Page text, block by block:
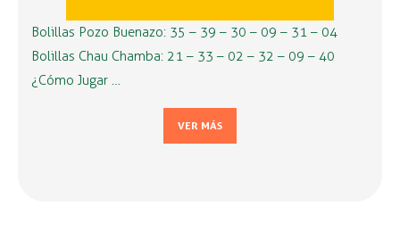
Bolillas Pozo Buenazo: 35 – 39 – 30 – 09 – 31 – 04
Bolillas Chau Chamba: 21 – 33 – 02 – 32 – 09 – 40
¿Cómo Jugar …
VER MÁS